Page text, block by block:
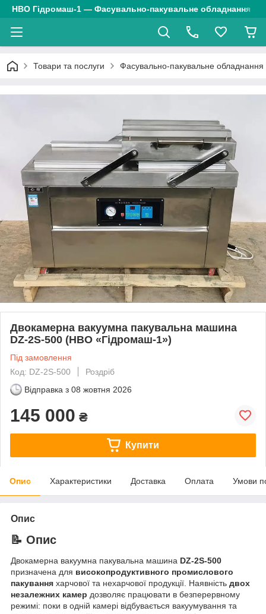
НВО Гідромаш-1 — Фасувально-пакувальне обладнання
Товари та послуги Фасувально-пакувальне обладнання
Двокамерна вакуумна пакувальна машина
DZ-2S-500 (НВО «Гідромаш-1»)
Під замовлення
Код: DZ-2S-500
Роздріб
Відправка з 08 жовтня 2026
145 000 ₴
Купити
Опис Характеристики Доставка Оплата Умови
Опис
📝 Опис
Двокамерна вакуумна пакувальна машина DZ-2S-500
призначена для високопродуктивного промислового
пакування харчової та нехарчової продукції. Наявність двох
незалежних камер дозволяє працювати в безперервному
режимі: поки в одній камері відбувається вакуумування та